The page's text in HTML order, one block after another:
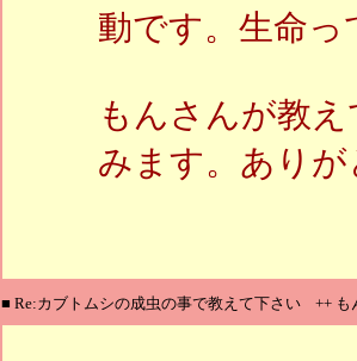
動です。生命
もんさんが教
みます。あり
■ Re:カブトムシの成虫の事で教えて下さい ++ も